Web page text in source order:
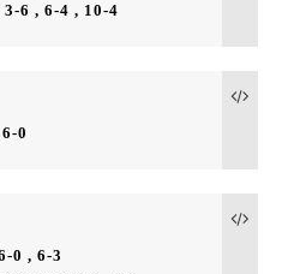
6 , 6-4 , 10-4
0
, 6-3